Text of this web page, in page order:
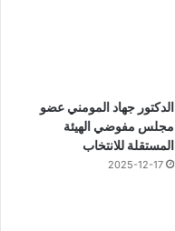
الدكتور جهاد المومني عضو
مجلس مفوضي الهيئة
المستقلة للانتخاب
2025-12-17